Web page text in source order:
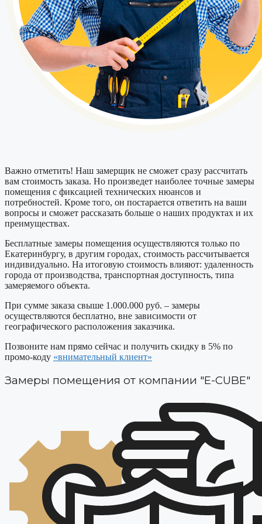
Важно отметить! Наш замерщик не сможет сразу рассчитать
вам стоимость заказа. Но произведет наиболее точные замеры
помещения с фиксацией технических нюансов и
потребностей. Кроме того, он постарается ответить на ваши
вопросы и сможет рассказать больше о наших продуктах и их
преимуществах.
Бесплатные замеры помещения осуществляются только по
Екатеринбургу, в другим городах, стоимость рассчитывается
индивидуально. На итоговую стоимость влияют: удаленность
города от производства, транспортная доступность, типа
замеряемого объекта.
При сумме заказа свыше 1.000.000 руб. – замеры
осуществляются бесплатно, вне зависимости от
географического расположения заказчика.
Позвоните нам прямо сейчас и получить скидку в 5% по
промо-коду «внимательный клиент»
Замеры помещения от компании "E-CUBE"